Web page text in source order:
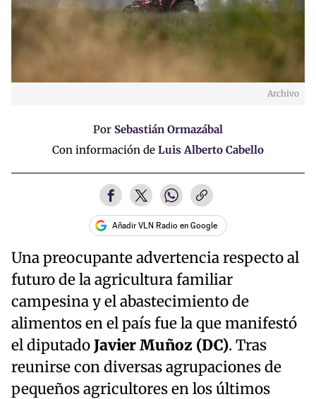
Archivo
Por Sebastián Ormazábal
Con información de Luis Alberto Cabello
Añadir VLN Radio en Google
Una preocupante advertencia respecto al
futuro de la agricultura familiar
campesina y el abastecimiento de
alimentos en el país fue la que manifestó
el diputadoJavier Muñoz (DC). Tras
reunirse con diversas agrupaciones de
pequeños agricultores en los últimos